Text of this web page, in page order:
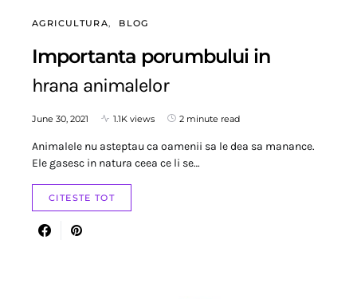
AGRICULTURA BLOG
Importanta porumbului in
hrana animalelor
June 30, 2021 1.1K views 2 minute read
Animalele nu asteptau ca oamenii sa le dea sa manance.
Ele gasesc in natura ceea ce li se…
CITESTE TOT